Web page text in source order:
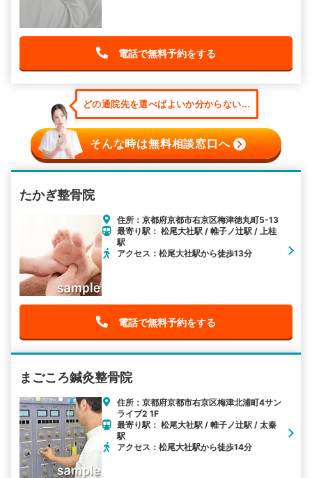
電話で無料予約をする
どの通院先を選べばよいか分からない...
そんな時は無料相談窓口へ
たかぎ整骨院
住所：京都府京都市右京区梅津徳丸町5-13
最寄り駅： 松尾大社駅 / 帷子ノ辻駅 / 上桂
駅
アクセス：松尾大社駅から徒歩13分
電話で無料予約をする
まごころ鍼灸整骨院
住所：京都府京都市右京区梅津北浦町4サン
ライブ2 1F
最寄り駅： 松尾大社駅 / 帷子ノ辻駅 / 太秦
駅
アクセス：松尾大社駅から徒歩14分